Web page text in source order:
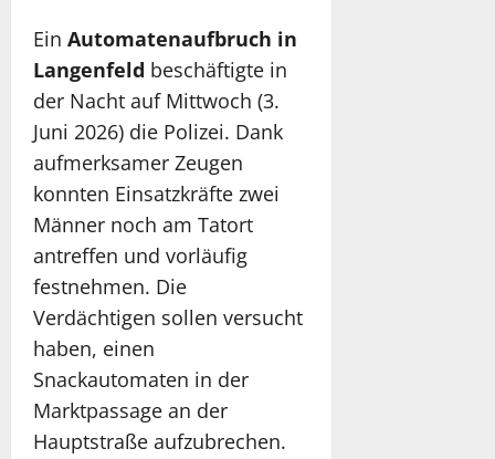
Ein Automatenaufbruch in
Langenfeld beschäftigte in
der Nacht auf Mittwoch (3.
Juni 2026) die Polizei. Dank
aufmerksamer Zeugen
konnten Einsatzkräfte zwei
Männer noch am Tatort
antreffen und vorläufig
festnehmen. Die
Verdächtigen sollen versucht
haben, einen
Snackautomaten in der
Marktpassage an der
Hauptstraße aufzubrechen.